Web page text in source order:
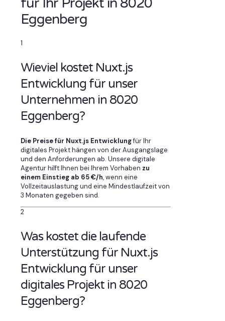
Eggenberg
1
Wieviel kostet Nuxt.js
Entwicklung für unser
Unternehmen in 8020
Eggenberg?
Die Preise für Nuxt.js Entwicklungfür Ihr
digitales Projekt hängen von der Ausgangslage
und den Anforderungen ab. Unsere digitale
Agentur hilft Ihnen bei Ihrem Vorhaben zu
einem Einstieg ab 65 €/h, wenn eine
Vollzeitauslastung und eine Mindestlaufzeit von
3 Monaten gegeben sind.
2
Was kostet die laufende
Unterstützung für Nuxt.js
Entwicklung für unser
digitales Projekt in 8020
Eggenberg?